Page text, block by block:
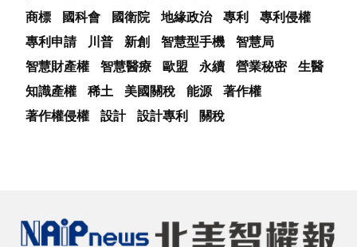
商標
國科會 國衛院 地緣政治 專利
專利侵權
專利申請
川普 新創 智慧型手機
智慧局
智慧財產權
智慧醫療 歐盟 永續 營業秘密
生醫
知識產權
稀土 美國關稅 能源
著作權
著作權侵權
設計 設計專利 關稅